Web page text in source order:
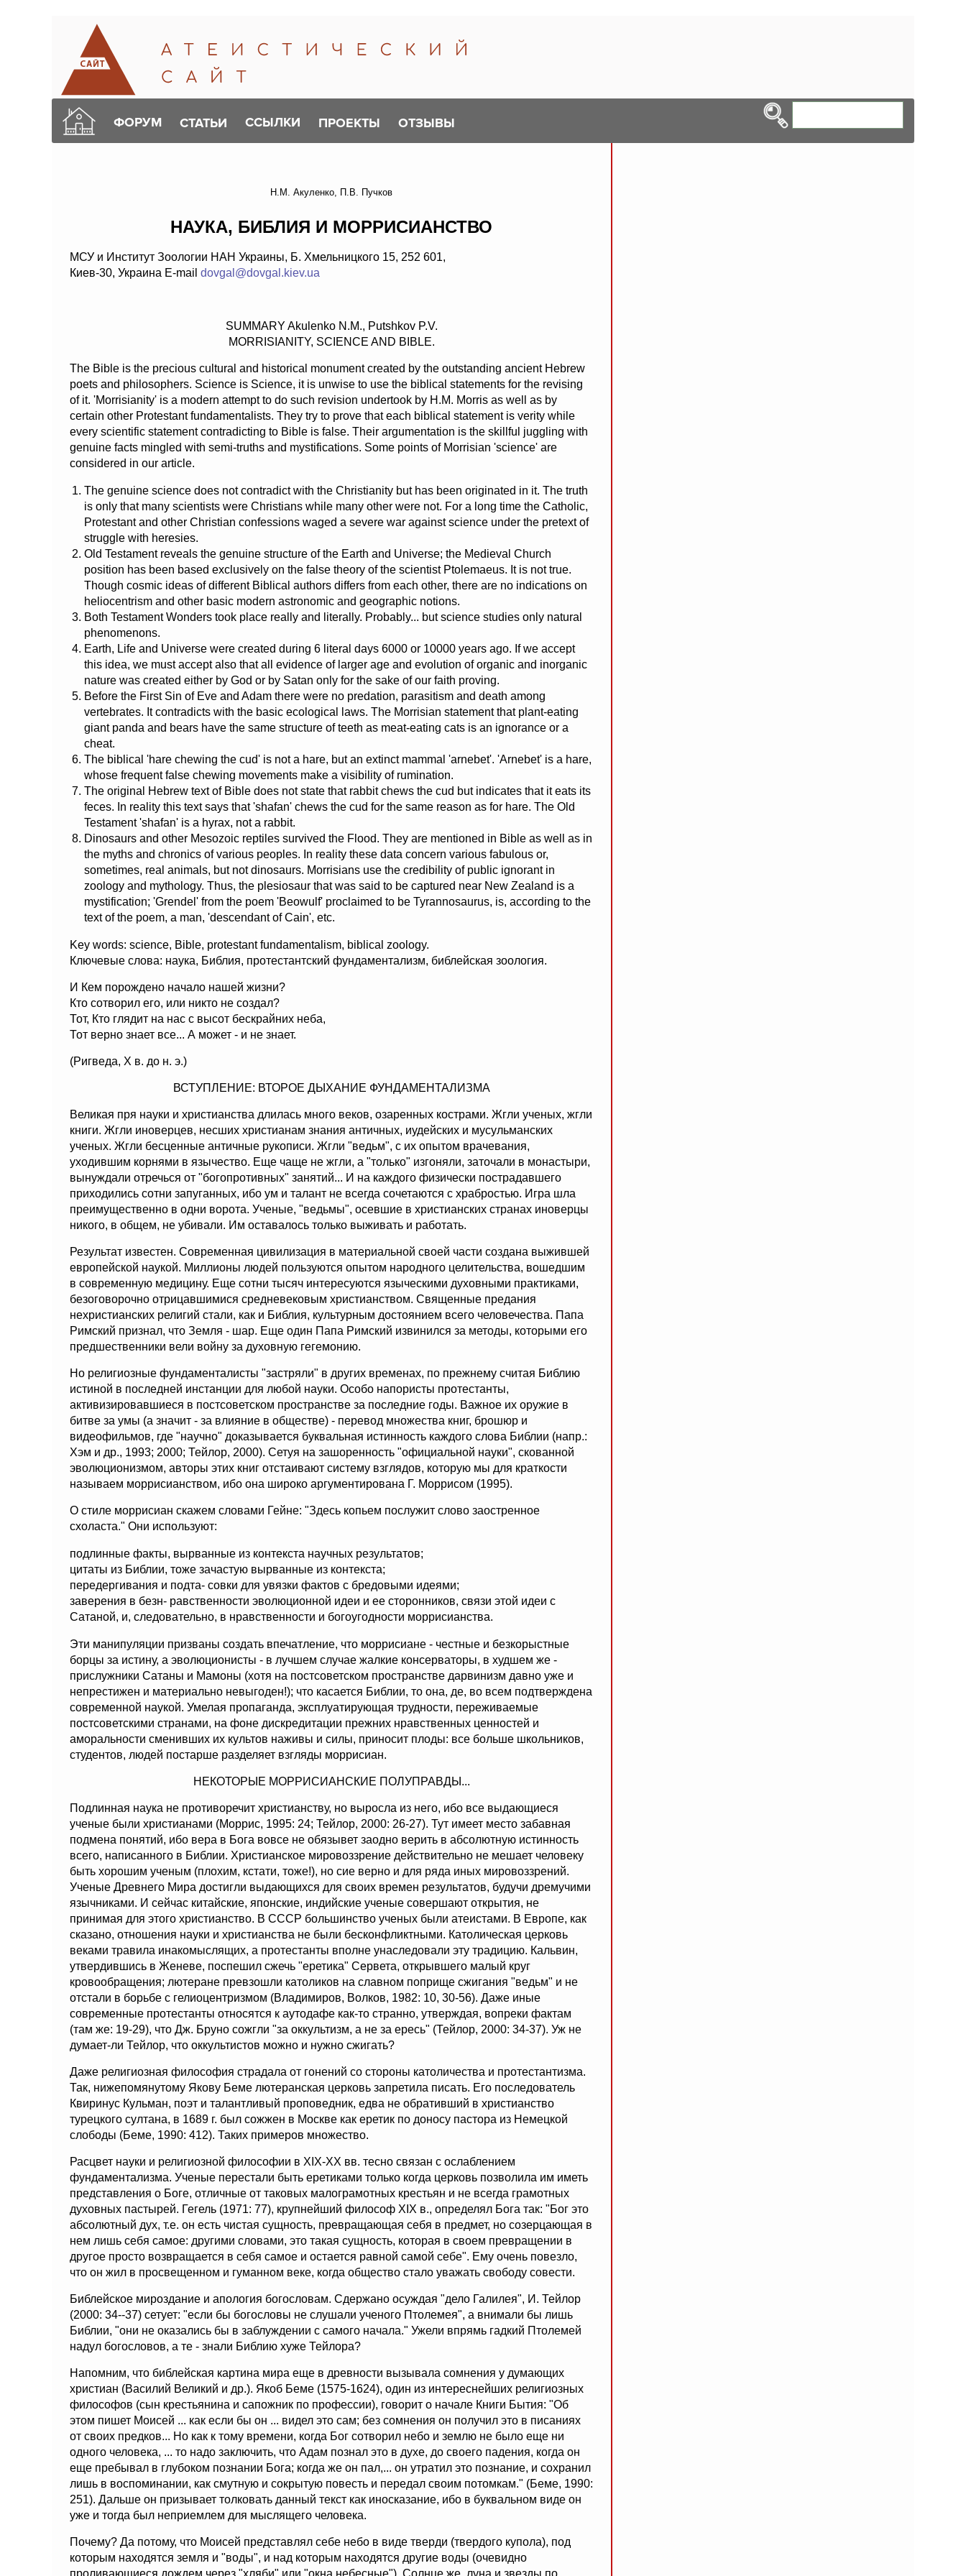
ФОРУМ СТАТЬИ ССЫЛКИ ПРОЕКТЫ ОТЗЫВЫ
Н.М. Акуленко, П.В. Пучков
НАУКА, БИБЛИЯ И МОРРИСИАНСТВО
МСУ и Институт Зоологии НАН Украины, Б. Хмельницкого 15, 252 601,
Киев-30, Украина E-mail dovgal@dovgal.kiev.ua
SUMMARY Akulenko N.M., Putshkov P.V.
MORRISIANITY, SCIENCE AND BIBLE.
The Bible is the precious cultural and historical monument created by the outstanding ancient Hebrew
poets and philosophers. Science is Science, it is unwise to use the biblical statements for the revising
of it. 'Morrisianity' is a modern attempt to do such revision undertook by H.M. Morris as well as by
certain other Protestant fundamentalists. They try to prove that each biblical statement is verity while
every scientific statement contradicting to Bible is false. Their argumentation is the skillful juggling with
genuine facts mingled with semi-truths and mystifications. Some points of Morrisian 'science' are
considered in our article.
The genuine science does not contradict with the Christianity but has been originated in it. The truth
is only that many scientists were Christians while many other were not. For a long time the Catholic,
Protestant and other Christian confessions waged a severe war against science under the pretext of
struggle with heresies.
Old Testament reveals the genuine structure of the Earth and Universe; the Medieval Church
position has been based exclusively on the false theory of the scientist Ptolemaeus. It is not true.
Though cosmic ideas of different Biblical authors differs from each other, there are no indications on
heliocentrism and other basic modern astronomic and geographic notions.
Both Testament Wonders took place really and literally. Probably... but science studies only natural
phenomenons.
Earth, Life and Universe were created during 6 literal days 6000 or 10000 years ago. If we accept
this idea, we must accept also that all evidence of larger age and evolution of organic and inorganic
nature was created either by God or by Satan only for the sake of our faith proving.
Before the First Sin of Eve and Adam there were no predation, parasitism and death among
vertebrates. It contradicts with the basic ecological laws. The Morrisian statement that plant-eating
giant panda and bears have the same structure of teeth as meat-eating cats is an ignorance or a
cheat.
The biblical 'hare chewing the cud' is not a hare, but an extinct mammal 'arnebet'. 'Arnebet' is a hare,
whose frequent false chewing movements make a visibility of rumination.
The original Hebrew text of Bible does not state that rabbit chews the cud but indicates that it eats its
feces. In reality this text says that 'shafan' chews the cud for the same reason as for hare. The Old
Testament 'shafan' is a hyrax, not a rabbit.
Dinosaurs and other Mesozoic reptiles survived the Flood. They are mentioned in Bible as well as in
the myths and chronics of various peoples. In reality these data concern various fabulous or,
sometimes, real animals, but not dinosaurs. Morrisians use the credibility of public ignorant in
zoology and mythology. Thus, the plesiosaur that was said to be captured near New Zealand is a
mystification; 'Grendel' from the poem 'Beowulf' proclaimed to be Tyrannosaurus, is, according to the
text of the poem, a man, 'descendant of Cain', etc.
Key words: science, Bible, protestant fundamentalism, biblical zoology.
Ключевые слова: наука, Библия, протестантский фундаментализм, библейская зоология.
И Кем порождено начало нашей жизни?
Кто сотворил его, или никто не создал?
Тот, Кто глядит на нас с высот бескрайних неба,
Тот верно знает все... А может - и не знает.
(Ригведа, X в. до н. э.)
ВСТУПЛЕНИЕ: ВТОРОЕ ДЫХАНИЕ ФУНДАМЕНТАЛИЗМА
Великая пря науки и христианства длилась много веков, озаренных кострами. Жгли ученых, жгли
книги. Жгли иноверцев, несших христианам знания античных, иудейских и мусульманских
ученых. Жгли бесценные античные рукописи. Жгли "ведьм", с их опытом врачевания,
уходившим корнями в язычество. Еще чаще не жгли, а "только" изгоняли, заточали в монастыри,
вынуждали отречься от "богопротивных" занятий... И на каждого физически пострадавшего
приходились сотни запуганных, ибо ум и талант не всегда сочетаются с храбростью. Игра шла
преимущественно в одни ворота. Ученые, "ведьмы", осевшие в христианских странах иноверцы
никого, в общем, не убивали. Им оставалось только выживать и работать.
Результат известен. Современная цивилизация в материальной своей части создана выжившей
европейской наукой. Миллионы людей пользуются опытом народного целительства, вошедшим
в современную медицину. Еще сотни тысяч интересуются языческими духовными практиками,
безоговорочно отрицавшимися средневековым христианством. Священные предания
нехристианских религий стали, как и Библия, культурным достоянием всего человечества. Папа
Римский признал, что Земля - шар. Еще один Папа Римский извинился за методы, которыми его
предшественники вели войну за духовную гегемонию.
Но религиозные фундаменталисты "застряли" в других временах, по прежнему считая Библию
истиной в последней инстанции для любой науки. Особо напористы протестанты,
активизировавшиеся в постсоветском пространстве за последние годы. Важное их оружие в
битве за умы (а значит - за влияние в обществе) - перевод множества книг, брошюр и
видеофильмов, где "научно" доказывается буквальная истинность каждого слова Библии (напр.:
Хэм и др., 1993; 2000; Тейлор, 2000). Сетуя на зашоренность "официальной науки", скованной
эволюционизмом, авторы этих книг отстаивают систему взглядов, которую мы для краткости
называем моррисианством, ибо она широко аргументирована Г. Моррисом (1995).
О стиле моррисиан скажем словами Гейне: "Здесь копьем послужит слово заостренное
схоласта." Они используют:
подлинные факты, вырванные из контекста научных результатов;
цитаты из Библии, тоже зачастую вырванные из контекста;
передергивания и подта- совки для увязки фактов с бредовыми идеями;
заверения в безн- равственности эволюционной идеи и ее сторонников, связи этой идеи с
Сатаной, и, следовательно, в нравственности и богоугодности моррисианства.
Эти манипуляции призваны создать впечатление, что моррисиане - честные и безкорыстные
борцы за истину, а эволюционисты - в лучшем случае жалкие консерваторы, в худшем же -
прислужники Сатаны и Мамоны (хотя на постсоветском пространстве дарвинизм давно уже и
непрестижен и материально невыгоден!); что касается Библии, то она, де, во всем подтверждена
современной наукой. Умелая пропаганда, эксплуатирующая трудности, переживаемые
постсоветскими странами, на фоне дискредитации прежних нравственных ценностей и
аморальности сменивших их культов наживы и силы, приносит плоды: все больше школьников,
студентов, людей постарше разделяет взгляды моррисиан.
НЕКОТОРЫЕ МОРРИСИАНСКИЕ ПОЛУПРАВДЫ...
Подлинная наука не противоречит христианству, но выросла из него, ибо все выдающиеся
ученые были христианами (Моррис, 1995: 24; Тейлор, 2000: 26-27). Тут имеет место забавная
подмена понятий, ибо вера в Бога вовсе не обязывет заодно верить в абсолютную истинность
всего, написанного в Библии. Христианское мировоззрение действительно не мешает человеку
быть хорошим ученым (плохим, кстати, тоже!), но сие верно и для ряда иных мировоззрений.
Ученые Древнего Мира достигли выдающихся для своих времен результатов, будучи дремучими
язычниками. И сейчас китайские, японские, индийские ученые совершают открытия, не
принимая для этого христианство. В СССР большинство ученых были атеистами. В Европе, как
сказано, отношения науки и христианства не были бесконфликтными. Католическая церковь
веками травила инакомыслящих, а протестанты вполне унаследовали эту традицию. Кальвин,
утвердившись в Женеве, поспешил сжечь "еретика" Сервета, открывшего малый круг
кровообращения; лютеране превзошли католиков на славном поприще сжигания "ведьм" и не
отстали в борьбе с гелиоцентризмом (Владимиров, Волков, 1982: 10, 30-56). Даже иные
современные протестанты относятся к аутодафе как-то странно, утверждая, вопреки фактам
(там же: 19-29), что Дж. Бруно сожгли "за оккультизм, а не за ересь" (Тейлор, 2000: 34-37). Уж не
думает-ли Тейлор, что оккультистов можно и нужно сжигать?
Даже религиозная философия страдала от гонений со стороны католичества и протестантизма.
Так, нижепомянутому Якову Беме лютеранская церковь запретила писать. Его последователь
Квиринус Кульман, поэт и талантливый проповедник, едва не обративший в христианство
турецкого султана, в 1689 г. был сожжен в Москве как еретик по доносу пастора из Немецкой
слободы (Беме, 1990: 412). Таких примеров множество.
Расцвет науки и религиозной философии в XIX-XX вв. тесно связан с ослаблением
фундаментализма. Ученые перестали быть еретиками только когда церковь позволила им иметь
представления о Боге, отличные от таковых малограмотных крестьян и не всегда грамотных
духовных пастырей. Гегель (1971: 77), крупнейший философ XIX в., определял Бога так: "Бог это
абсолютный дух, т.е. он есть чистая сущность, превращающая себя в предмет, но созерцающая в
нем лишь себя самое: другими словами, это такая сущность, которая в своем превращении в
другое просто возвращается в себя самое и остается равной самой себе". Ему очень повезло,
что он жил в просвещенном и гуманном веке, когда общество стало уважать свободу совести.
Библейское мироздание и апология богословам. Сдержано осуждая "дело Галилея", И. Тейлор
(2000: 34--37) сетует: "если бы богословы не слушали ученого Птолемея", а внимали бы лишь
Библии, "они не оказались бы в заблуждении с самого начала." Ужели впрямь гадкий Птолемей
надул богословов, а те - знали Библию хуже Тейлора?
Напомним, что библейская картина мира еще в древности вызывала сомнения у думающих
христиан (Василий Великий и др.). Якоб Беме (1575-1624), один из интереснейших религиозных
философов (сын крестьянина и сапожник по профессии), говорит о начале Книги Бытия: "Об
этом пишет Моисей ... как если бы он ... видел это сам; без сомнения он получил это в писаниях
от своих предков... Но как к тому времени, когда Бог сотворил небо и землю не было еще ни
одного человека, ... то надо заключить, что Адам познал это в духе, до своего падения, когда он
еще пребывал в глубоком познании Бога; когда же он пал,... он утратил это познание, и сохранил
лишь в воспоминании, как смутную и сокрытую повесть и передал своим потомкам." (Беме, 1990:
251). Дальше он призывает толковать данный текст как иносказание, ибо в буквальном виде он
уже и тогда был неприемлем для мыслящего человека.
Почему? Да потому, что Моисей представлял себе небо в виде тверди (твердого купола), под
которым находятся земля и "воды", и над которым находятся другие воды (очевидно
проливающиеся дождем через "хляби" или "окна небесные"). Солнце же, луна и звезды по